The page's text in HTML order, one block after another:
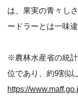
は、果実の青々し
ードラーとは一味
※農林水産省の統
位であり、約9割以